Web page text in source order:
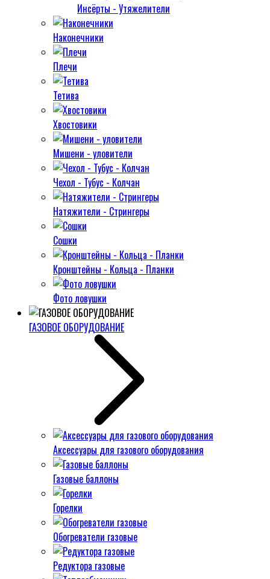
Инсёрты - Утяжелители
Наконечники
Плечи
Тетива
Хвостовики
Мишени - уловители
Чехол - Тубус - Колчан
Натяжители - Стрингеры
Сошки
Кронштейны - Кольца - Планки
Фото ловушки
ГАЗОВОЕ ОБОРУДОВАНИЕ
Аксессуары для газового оборудования
Газовые баллоны
Горелки
Обогреватели газовые
Редуктора газовые